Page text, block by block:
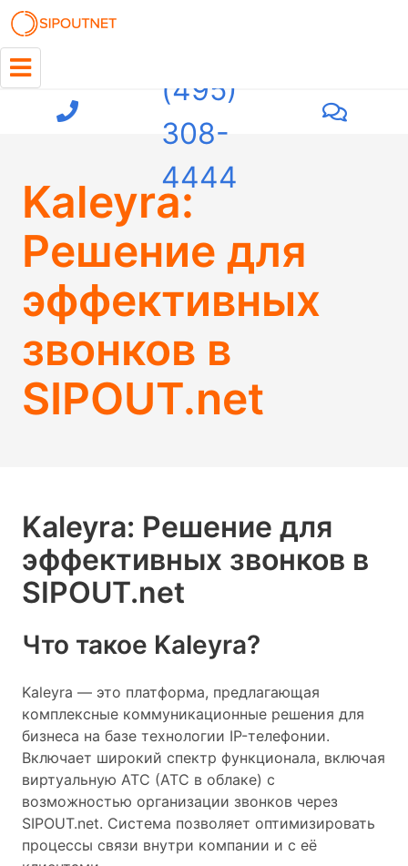
(495)
308-
4444
Kaleyra:
Решение для
эффективных
звонков в
SIPOUT.net
Kaleyra: Решение для
эффективных звонков в
SIPOUT.net
Что такое Kaleyra?
Kaleyra — это платформа, предлагающая
комплексные коммуникационные решения для
бизнеса на базе технологии IP-телефонии.
Включает широкий спектр функционала, включая
виртуальную АТС (АТС в облаке) с
возможностью организации звонков через
SIPOUT.net. Система позволяет оптимизировать
процессы связи внутри компании и с её